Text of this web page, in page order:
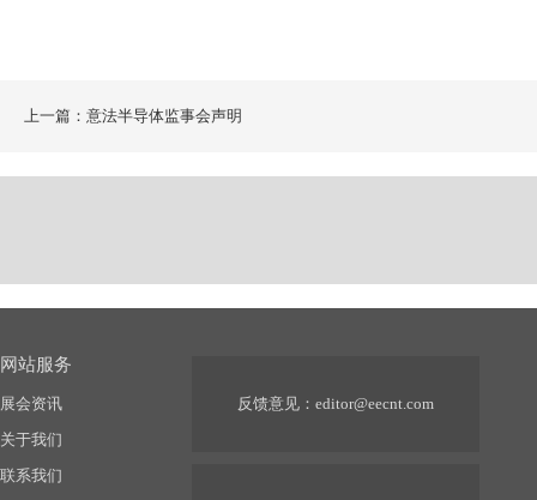
上一篇：意法半导体监事会声明
网站服务
展会资讯
关于我们
联系我们
反馈意见： editor@eecnt.com